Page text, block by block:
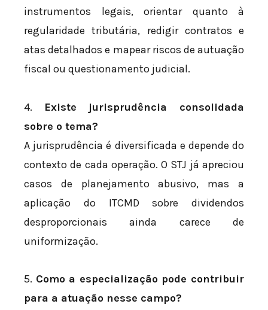
instrumentos legais, orientar quanto à
regularidade tributária, redigir contratos e
atas detalhados e mapear riscos de autuação
fiscal ou questionamento judicial.
4.
Existe jurisprudência consolidada
sobre o tema?
A jurisprudência é diversificada e depende do
contexto de cada operação. O STJ já apreciou
casos de planejamento abusivo, mas a
aplicação do ITCMD sobre dividendos
desproporcionais ainda carece de
uniformização.
5. Como a especialização pode contribuir
para a atuação nesse campo?